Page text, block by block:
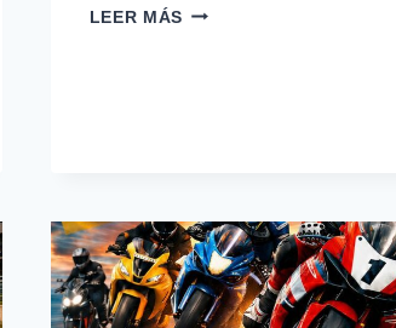
LEER MÁS MARC